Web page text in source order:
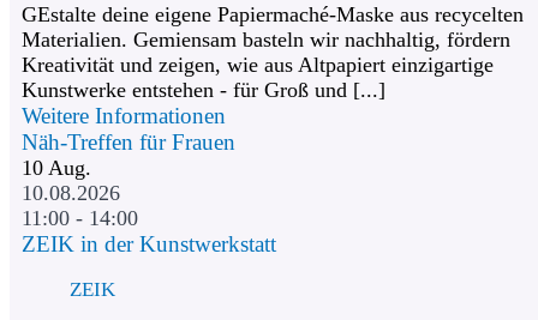
GEstalte deine eigene Papiermaché-Maske aus recycelten
Materialien. Gemiensam basteln wir nachhaltig, fördern
Kreativität und zeigen, wie aus Altpapiert einzigartige
Kunstwerke entstehen - für Groß und [...]
Weitere Informationen
Näh-Treffen für Frauen
10 Aug.
10.08.2026
11:00 - 14:00
ZEIK in der Kunstwerkstatt
ZEIK